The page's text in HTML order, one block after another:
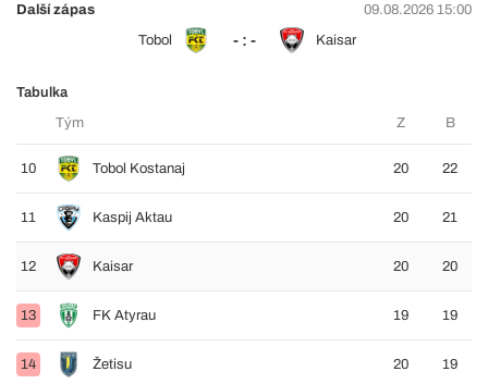
Další zápas
09.08.2026 15:00
Tobol
- : - Kaisar
Tabulka
Tým
Z B
10 Tobol Kostanaj 20 22
11 Kaspij Aktau 20 21
12 Kaisar 20 20
13 FK Atyrau 19 19
14 Žetisu 20 19